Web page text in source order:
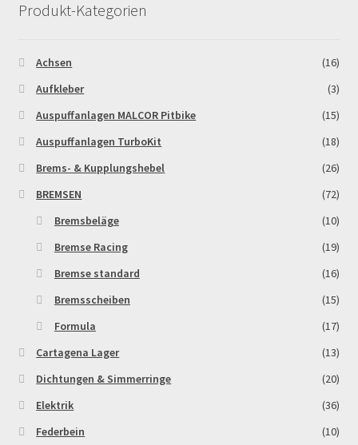
Produkt-Kategorien
Achsen
(16)
Aufkleber
(3)
Auspuffanlagen MALCOR Pitbike
(15)
Auspuffanlagen TurboKit
(18)
Brems- & Kupplungshebel
(26)
BREMSEN
(72)
Bremsbeläge
(10)
Bremse Racing
(19)
Bremse standard
(16)
Bremsscheiben
(15)
Formula
(17)
Cartagena Lager
(13)
Dichtungen & Simmerringe
(20)
Elektrik
(36)
Federbein
(10)